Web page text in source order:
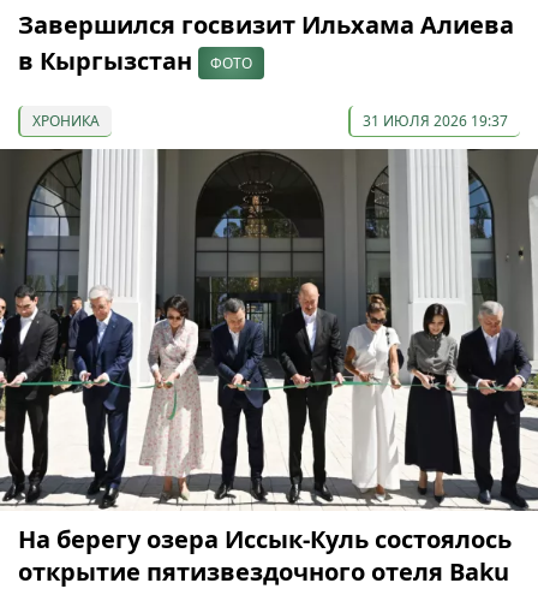
Завершился госвизит Ильхама Алиева
в Кыргызстан
ФОТО
ХРОНИКА 31 ИЮЛЯ 2026 19:37
На берегу озера Иссык-Куль состоялось
открытие пятизвездочного отеля Baku